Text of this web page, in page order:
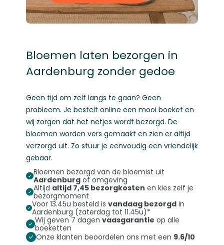
Bloemen laten bezorgen in
Aardenburg zonder gedoe
Geen tijd om zelf langs te gaan? Geen
probleem. Je bestelt online een mooi boeket en
wij zorgen dat het netjes wordt bezorgd. De
bloemen worden vers gemaakt en zien er altijd
verzorgd uit. Zo stuur je eenvoudig een vriendelijk
gebaar.
Bloemen bezorgd van de bloemist uit
Aardenburgof omgeving
Altijd altijd 7,45 bezorgkosten en kies zelf je
bezorgmoment
Voor 13.45u besteld isvandaag bezorgd in
Aardenburg (zaterdag tot 11.45u)*
Wij geven 7 dagen vaasgarantie op alle
boeketten
Onze klanten beoordelen ons met een 9.6/10